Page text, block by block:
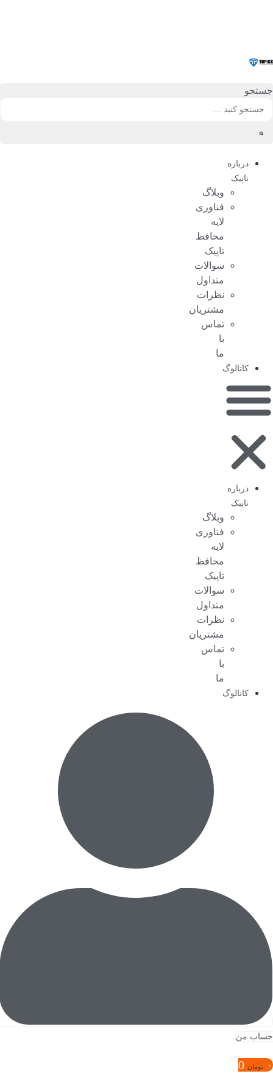
جستجو
درباره
تاپیک
وبلاگ
فناوری
لایه
محافظ
تاپیک
سوالات
متداول
نظرات
مشتریان
تماس
با
ما
کاتالوگ
درباره
تاپیک
وبلاگ
فناوری
لایه
محافظ
تاپیک
سوالات
متداول
نظرات
مشتریان
تماس
با
ما
کاتالوگ
حساب من
۰ تومان 0